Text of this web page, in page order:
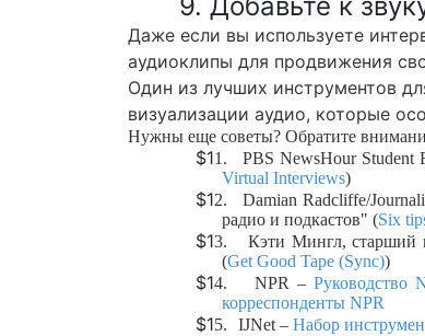
Даже если вы используете
аудиоклипы для продвижения
Один из лучших инструментов
визуализации аудио, которые
Нужны еще советы? Обратите
$11. PBS NewsHour Student
Virtual Interviews)
$12.
Damian Radcliffe/
радио и подкастов" (Six
$13.
Кэти Мингл, старший
(Get Good Tape (Sync))
$14. NPR –Руководство
корреспонденты NPR
$15. IJNet – Набор